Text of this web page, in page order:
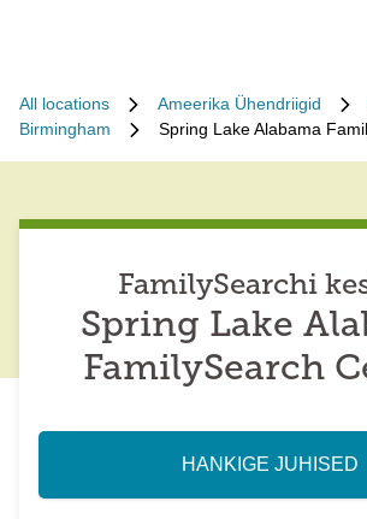
All locations Ameerika Ühendriigid
Birmingham
Spring Lake Alabama
FamilySearchi
Spring Lake
FamilySearch
HANKIGE JUHISED